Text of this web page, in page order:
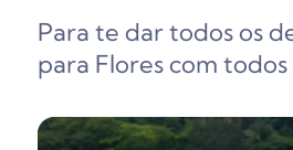
Para te dar todos os
para Flores com